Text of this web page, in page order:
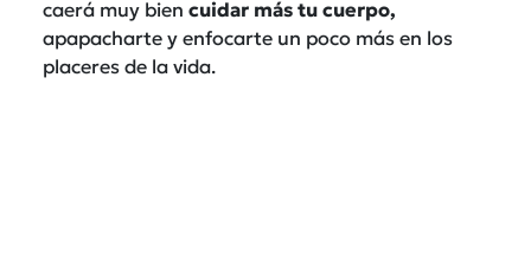
caerá muy bien cuidar más tu cuerpo,
apapacharte y enfocarte un poco más en los
placeres de la vida.